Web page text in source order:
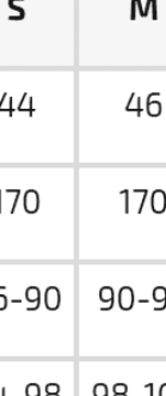
ГЛАВНАЯ